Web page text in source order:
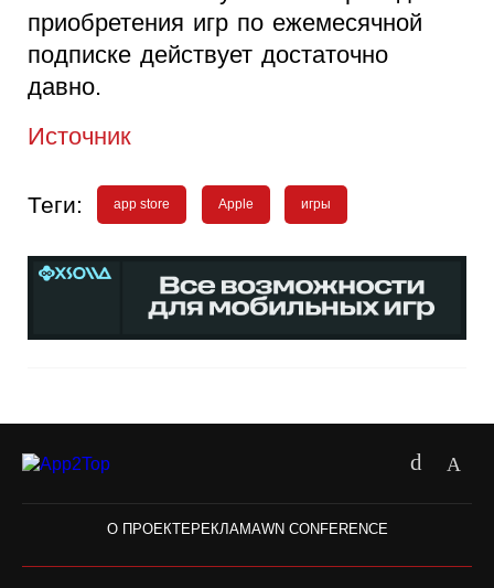
приобретения игр по ежемесячной
подписке действует достаточно
давно.
Источник
Теги: app store Apple игры
О ПРОЕКТЕ РЕКЛАМАWN CONFERENCE